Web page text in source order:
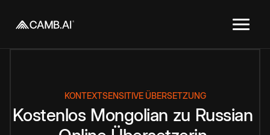
KONTEXTSENSITIVE ÜBERSETZUNG
Kostenlos Mongolian zu Russian